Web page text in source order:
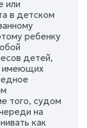
или
в детском
ребенку
детей,
имеющих
того, судом
на
как